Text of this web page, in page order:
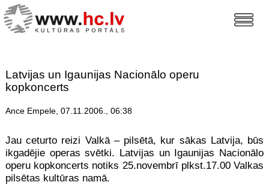
Latvijas un Igaunijas Nacionālo operu
kopkoncerts
Ance Empele, 07.11.2006., 06:38
Jau ceturto reizi Valkā – pilsētā, kur sākas Latvija, būs
ikgadējie operas svētki. Latvijas un Igaunijas Nacionālo
operu kopkoncerts notiks 25.novembrī plkst.17.00 Valkas
pilsētas kultūras namā.